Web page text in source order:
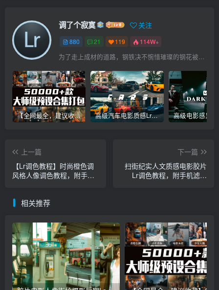
调了个寂寞 关注
880 21 119 114W+
为了走上成材的道路，钢铁决不惋惜璀璨的钢花被遗弃
【全网最全，建议收藏】5万多款Lr顶级调色预设合集，精心整理，分类清晰，摄影师调色师必备素材，够用一辈子！ 高级汽车电影质感Lr调色教程，手机滤镜PS+Lightroom预设下载！
上一篇
【Lr调色教程】时尚橙色调
风格人像调色教程，附手机
下一篇
扫街纪实人文质感电影胶片
Lr调色教程，附手机滤镜
相关推荐